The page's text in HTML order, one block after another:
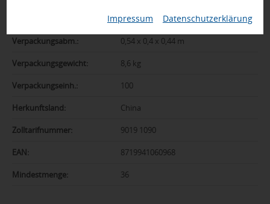
Impressum Datenschutzerklärung
Holz
Verpackungsabm.: 0,54 x 0,4 x 0,44 m
Verpackungsgewicht: 8,6 kg
Verpackungseinh.: 100
Herkunftsland: China
Zolltarifnummer: 9019 1090
EAN: 8719941060968
Mindestmenge: 36